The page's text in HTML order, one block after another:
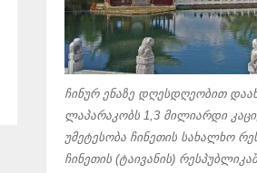
ჩინურ ენაზე დღესდღეობით
ლაპარაკობს 1,3 მილიარდი
უმეტესობა ჩინეთის სახალხო
ჩინეთის (ტაივანის)